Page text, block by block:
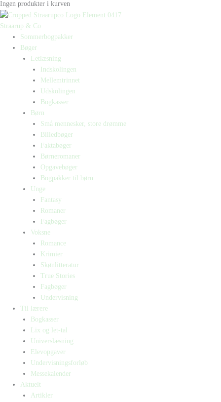
Ingen produkter i kurven
Straarup & Co
Sommerbogpakker
Bøger
Letlæsning
Indskolingen
Mellemtrinnet
Udskolingen
Bogkasser
Børn
Små mennesker, store drømme
Billedbøger
Faktabøger
Børneromaner
Opgavebøger
Bogpakker til børn
Unge
Fantasy
Romaner
Fagbøger
Voksne
Romance
Krimier
Skønlitteratur
True Stories
Fagbøger
Undervisning
Til lærere
Bogkasser
Lix og let-tal
Universlæsning
Elevopgaver
Undervisningsforløb
Messekalender
Aktuelt
Artikler